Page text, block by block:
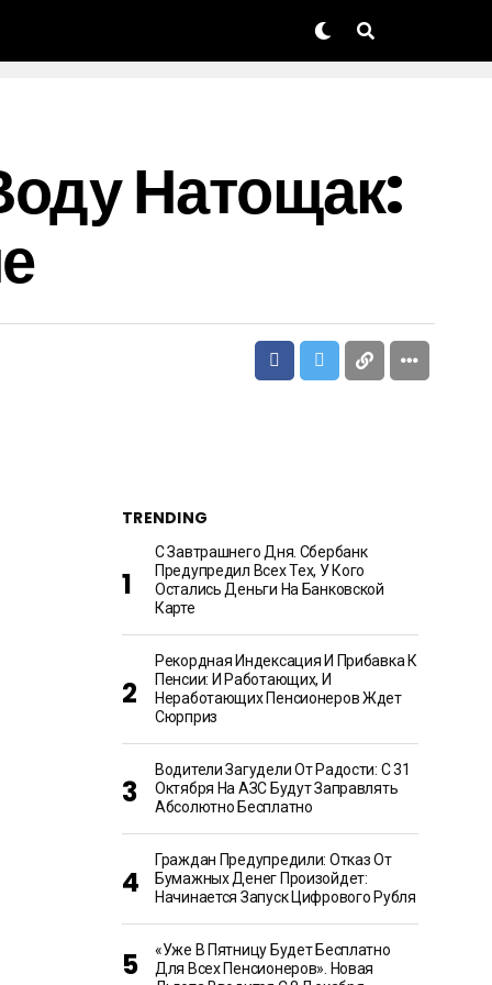
Натощак:
TRENDING
С Завтрашнего Дня. Сбербанк
Предупредил Всех Тех, У Кого
Остались Деньги На Банковской
Карте
Рекордная Индексация И Прибавка К
Пенсии: И Работающих, И
Неработающих Пенсионеров Ждет
Сюрприз
Водители Загудели От Радости: С 31
Октября На АЗС Будут Заправлять
Абсолютно Бесплатно
Граждан Предупредили: Отказ От
Бумажных Денег Произойдет:
Начинается Запуск Цифрового Рубля
«Уже В Пятницу Будет Бесплатно
Для Всех Пенсионеров». Новая